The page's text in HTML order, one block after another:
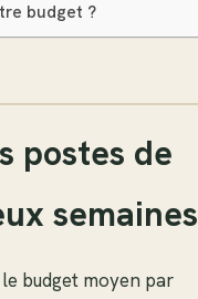
budget ?
postes de
semaines
le budget moyen par